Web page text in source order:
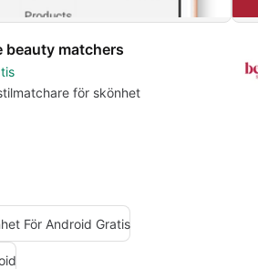
beauty matchers
för skönhet
För Android Gratis